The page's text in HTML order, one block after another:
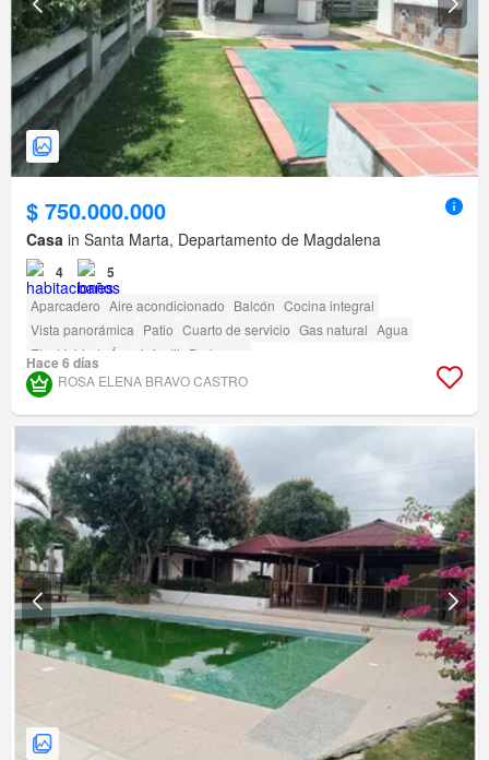
$ 750.000.000
Casa in Santa Marta, Departamento de Magdalena
4 5
Aparcadero Aire acondicionado Balcón Cocina integral
Vista panorámica Patio Cuarto de servicio Gas natural Agua
Electricidad
Área infantil Barbecue
Hace 6 días
ROSA ELENA BRAVO CASTRO